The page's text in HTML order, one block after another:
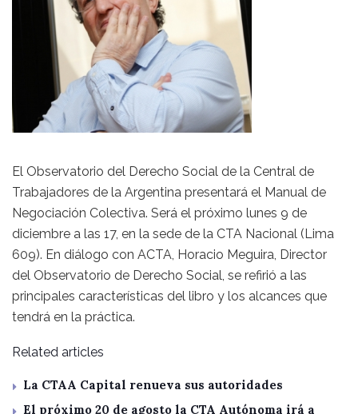
El Observatorio del Derecho Social de la Central de
Trabajadores de la Argentina presentará el Manual de
Negociación Colectiva. Será el próximo lunes 9 de
diciembre a las 17, en la sede de la CTA Nacional (Lima
609). En diálogo con ACTA, Horacio Meguira, Director
del Observatorio de Derecho Social, se refirió a las
principales características del libro y los alcances que
tendrá en la práctica.
Related articles
La CTAA Capital renueva sus autoridades
El próximo 20 de agosto la CTA Autónoma irá a